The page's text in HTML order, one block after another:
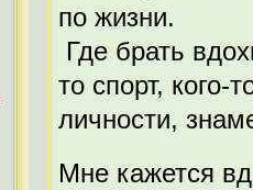
по жизни.
Где брать
то спорт, кого-
личности,
Мне кажется